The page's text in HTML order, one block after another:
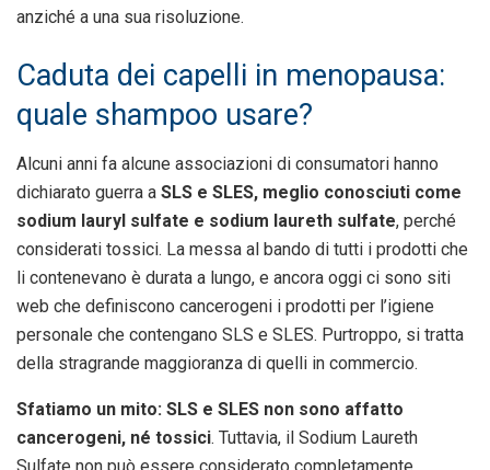
anziché a una sua risoluzione.
Caduta dei capelli in menopausa:
quale shampoo usare?
Alcuni anni fa alcune associazioni di consumatori hanno
dichiarato guerra a SLS e SLES, meglio conosciuti come
sodium lauryl sulfate e sodium laureth sulfate, perché
considerati tossici. La messa al bando di tutti i prodotti che
li contenevano è durata a lungo, e ancora oggi ci sono siti
web che definiscono cancerogeni i prodotti per l’igiene
personale che contengano SLS e SLES. Purtroppo, si tratta
della stragrande maggioranza di quelli in commercio.
Sfatiamo un mito: SLS e SLES non sono affatto
cancerogeni, né tossici. Tuttavia, il Sodium Laureth